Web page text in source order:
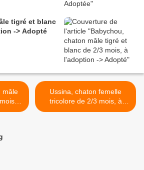
tigré et blanc
-> Adopté
à
Ussina, chaton femelle
tricolore de 2/3 mois, à
l'adoption -> adoptée >